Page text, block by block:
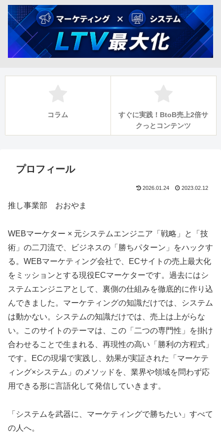
コラム
すぐに実践！BtoB売上2倍サ
クっとコンテンツ
プロフィール
2026.01.24 2023.02.12
推し事業部 おおやま
WEBマーケター × 元システムエンジニア「戦略」と「技
術」の二刀流で、ビジネスの「勝ちパターン」をハックす
る。WEBマーケティング会社で、ECサイトの売上最大化
をミッションとする現役ECマーケターです。過去にはシ
ステムエンジニアとして、裏側の仕組みを徹底的に作り込
んできました。マーケティングの知識だけでは、システム
は動かない。システムの知識だけでは、売上は上がらな
い。このサイトのテーマは、この「二つの専門性」を掛け
合わせることで生まれる、再現性の高い「勝利の方程式」
です。ECの現場で実践し、効果が実証された「マーケテ
ィング×システム」のメソッドを、業界や領域を問わず応
用できる形に言語化して発信していきます。
「システムを武器に、マーケティングで勝ちたい」すべて
の人へ。